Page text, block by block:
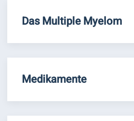
Das Multiple Myelom
Medikamente